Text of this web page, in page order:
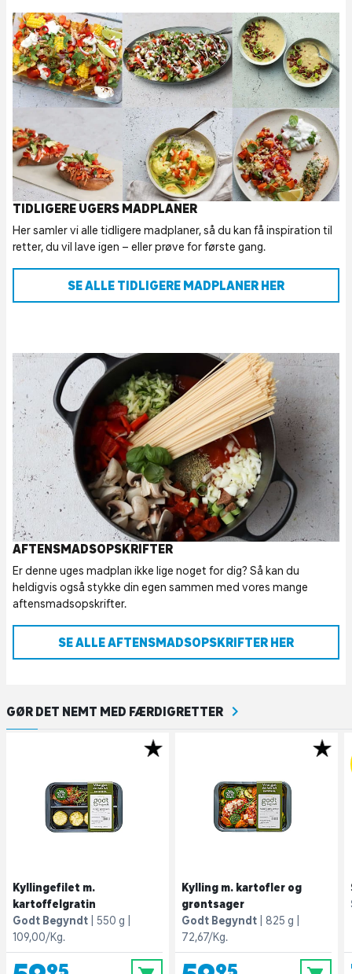
TIDLIGERE UGERS MADPLANER
Her samler vi alle tidligere madplaner, så du kan få inspiration til
retter, du vil lave igen – eller prøve for første gang.
SE ALLE TIDLIGERE MADPLANER HER
AFTENSMADSOPSKRIFTER
Er denne uges madplan ikke lige noget for dig? Så kan du
heldigvis også stykke din egen sammen med vores mange
aftensmadsopskrifter.
SE ALLE AFTENSMADSOPSKRIFTER HER
GØR DET NEMT MED FÆRDIGRETTER
Kyllingefilet m.
kartoffelgratin
Godt Begyndt
550 g
109,00/Kg.
Kylling m. kartofler og
grøntsager
Godt Begyndt
825 g
72,67/Kg.